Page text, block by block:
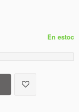
En estoc